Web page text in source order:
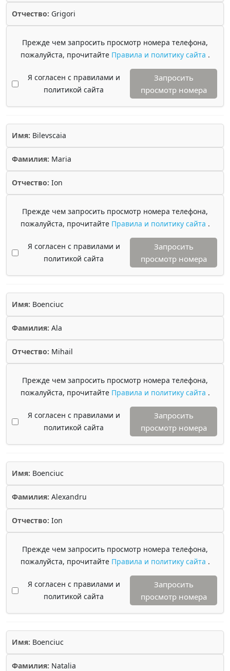
Отчество: Grigori
Прежде чем запросить просмотр номера телефона,
пожалуйста, прочитайте Правила и политику сайта .
Я согласен с правилами и
политикой сайта
Запросить
просмотр номера
Имя: Bilevscaia
Фамилия: Maria
Отчество: Ion
Прежде чем запросить просмотр номера телефона,
пожалуйста, прочитайте Правила и политику сайта .
Я согласен с правилами и
политикой сайта
Запросить
просмотр номера
Имя: Boenciuc
Фамилия: Ala
Отчество: Mihail
Прежде чем запросить просмотр номера телефона,
пожалуйста, прочитайте Правила и политику сайта .
Я согласен с правилами и
политикой сайта
Запросить
просмотр номера
Имя: Boenciuc
Фамилия: Alexandru
Отчество: Ion
Прежде чем запросить просмотр номера телефона,
пожалуйста, прочитайте Правила и политику сайта .
Я согласен с правилами и
политикой сайта
Запросить
просмотр номера
Имя: Boenciuc
Фамилия: Natalia